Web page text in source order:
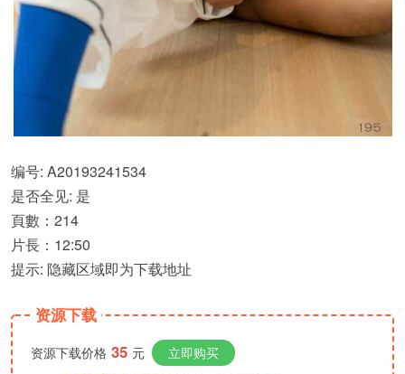
编号: A20193241534
是否全见: 是
頁數：214
片長：12:50
提示: 隐藏区域即为下载地址
资源下载
资源下载价格 35 元 立即购买